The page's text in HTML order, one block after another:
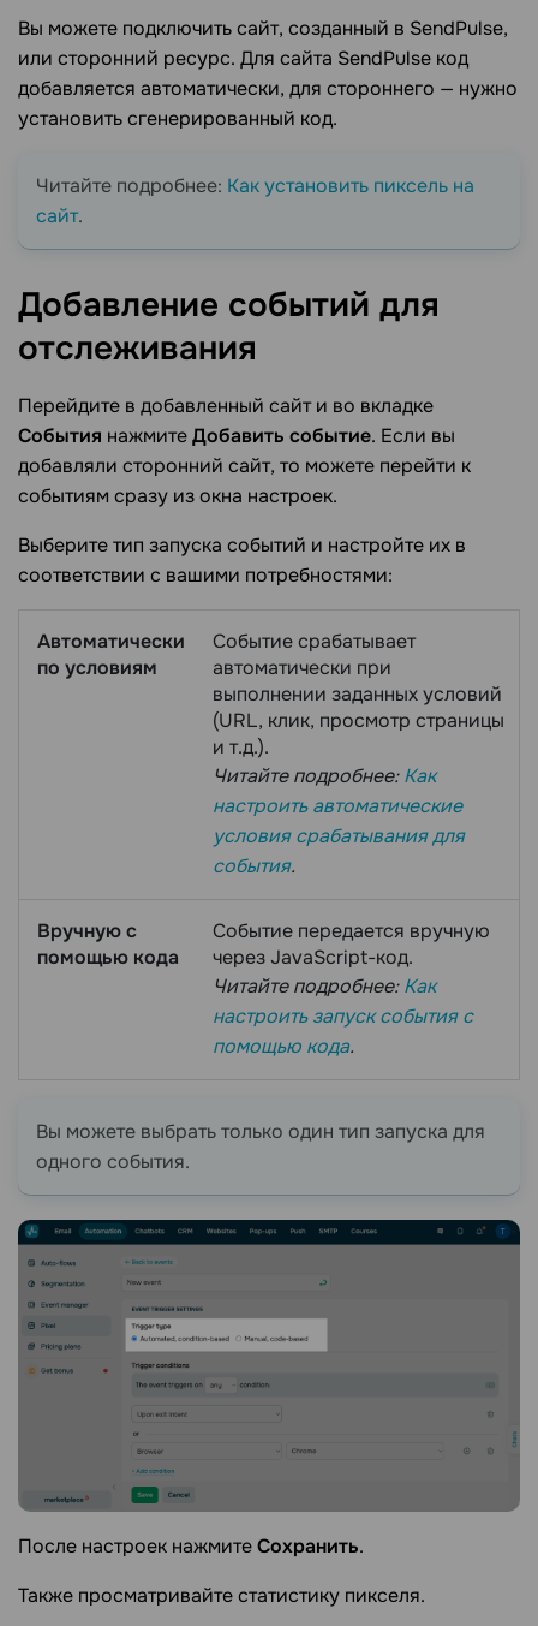
Вы можете подключить сайт, созданный в SendPulse,
или сторонний ресурс. Для сайта SendPulse код
добавляется автоматически, для стороннего — нужно
установить сгенерированный код.
Читайте подробнее: Как установить пиксель на
сайт.
Добавление событий для
отслеживания
Перейдите в добавленный сайт и во вкладке
События нажмитеДобавить событие. Если вы
добавляли сторонний сайт, то можете перейти к
событиям сразу из окна настроек.
Выберите тип запуска событий и настройте их в
соответствии с вашими потребностями:
Автоматически
по условиям
Событие срабатывает
автоматически при
выполнении заданных условий
(URL, клик, просмотр страницы
и т.д.).
Читайте подробнее:Как
настроить автоматические
условия срабатывания для
события.
Вручную с
помощью кода
Событие передается вручную
через JavaScript-код.
Читайте подробнее:Как
настроить запуск события с
помощью кода.
Вы можете выбрать только один тип запуска для
одного события.
После настроек нажмитеСохранить.
Также просматривайте статистику пикселя.